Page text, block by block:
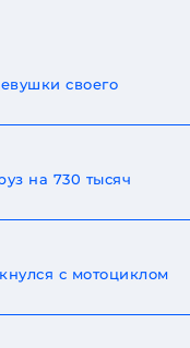
своего
на 730 тысяч
с мотоциклом